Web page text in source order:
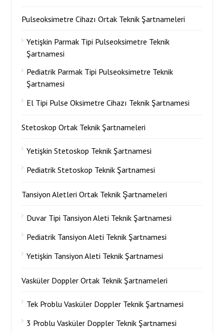
Pulseoksimetre Cihazı Ortak Teknik Şartnameleri
Yetişkin Parmak Tipi Pulseoksimetre Teknik
Şartnamesi
Pediatrik Parmak Tipi Pulseoksimetre Teknik
Şartnamesi
El Tipi Pulse Oksimetre Cihazı Teknik Şartnamesi
Stetoskop Ortak Teknik Şartnameleri
Yetişkin Stetoskop Teknik Şartnamesi
Pediatrik Stetoskop Teknik Şartnamesi
Tansiyon Aletleri Ortak Teknik Şartnameleri
Duvar Tipi Tansiyon Aleti Teknik Şartnamesi
Pediatrik Tansiyon Aleti Teknik Şartnamesi
Yetişkin Tansiyon Aleti Teknik Şartnamesi
Vasküler Doppler Ortak Teknik Şartnameleri
Tek Problu Vasküler Doppler Teknik Şartnamesi
3 Problu Vasküler Doppler Teknik Şartnamesi